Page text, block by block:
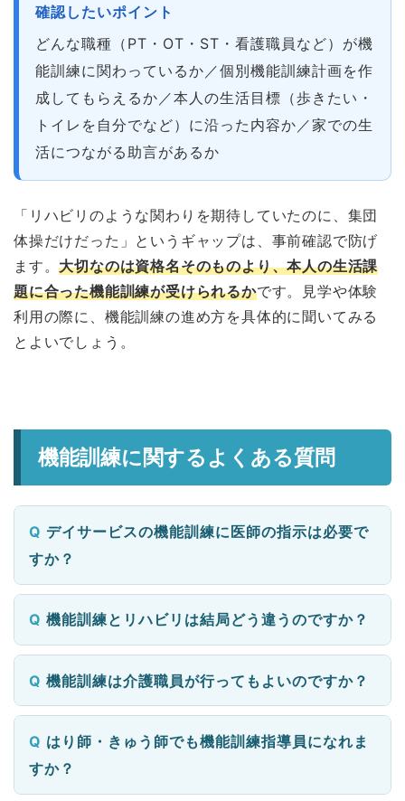
確認したいポイント
どんな職種（PT・OT・ST・看護職員など）が機
能訓練に関わっているか／個別機能訓練計画を作
成してもらえるか／本人の生活目標（歩きたい・
トイレを自分でなど）に沿った内容か／家での生
活につながる助言があるか
「リハビリのような関わりを期待していたのに、集団
体操だけだった」というギャップは、事前確認で防げ
ます。大切なのは資格名そのものより、本人の生活課
題に合った機能訓練が受けられるかです。見学や体験
利用の際に、機能訓練の進め方を具体的に聞いてみる
とよいでしょう。
機能訓練に関するよくある質問
デイサービスの機能訓練に医師の指示は必要で
すか？
機能訓練とリハビリは結局どう違うのですか？
機能訓練は介護職員が行ってもよいのですか？
はり師・きゅう師でも機能訓練指導員になれま
すか？